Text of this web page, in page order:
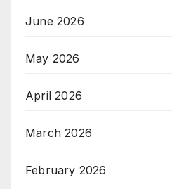
June 2026
May 2026
April 2026
March 2026
February 2026